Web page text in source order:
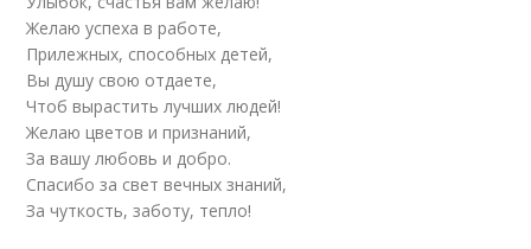
Желаю успеха в работе,
Прилежных, способных детей,
Вы душу свою отдаете,
Чтоб вырастить лучших людей!
Желаю цветов и признаний,
За вашу любовь и добро.
Спасибо за свет вечных знаний,
За чуткость, заботу, тепло!